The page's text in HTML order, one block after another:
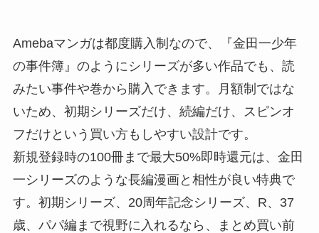
Amebaマンガは都度購入制なので、『金田一少年
の事件簿』のようにシリーズが多い作品でも、読
みたい事件や巻から購入できます。月額制ではな
いため、初期シリーズだけ、続編だけ、スピンオ
フだけという買い方もしやすい設計です。
新規登録時の100冊まで最大50%即時還元は、金田
一シリーズのような長編漫画と相性が良い特典で
す。初期シリーズ、20周年記念シリーズ、R、37
歳、パパ編まで視野に入れるなら、まとめ買い前